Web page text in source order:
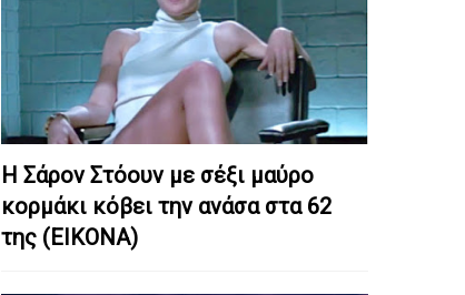
Η Σάρον Στόουν με σέξι μαύρο
κορμάκι κόβει την ανάσα στα 62
της (ΕΙΚΟΝΑ)